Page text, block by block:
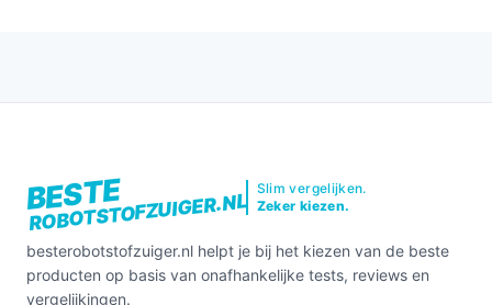
BESTE
ROBOTSTOFZUIGER.NL
Slim vergelijken.
Zeker kiezen.
besterobotstofzuiger.nl helpt je bij het kiezen van de beste
producten op basis van onafhankelijke tests, reviews en
vergelijkingen.